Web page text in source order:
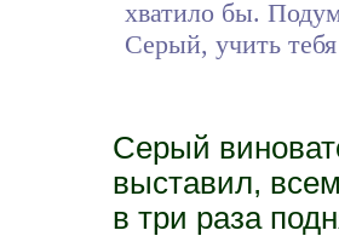
хватило бы.
Серый, учить
Серый
выставил,
в три раза